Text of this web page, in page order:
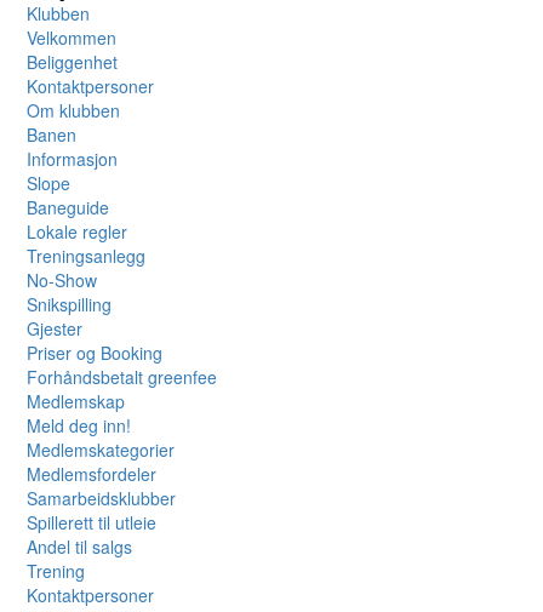
Klubben
Velkommen
Beliggenhet
Kontaktpersoner
Om klubben
Banen
Informasjon
Slope
Baneguide
Lokale regler
Treningsanlegg
No-Show
Snikspilling
Gjester
Priser og Booking
Forhåndsbetalt greenfee
Medlemskap
Meld deg inn!
Medlemskategorier
Medlemsfordeler
Samarbeidsklubber
Spillerett til utleie
Andel til salgs
Trening
Kontaktpersoner